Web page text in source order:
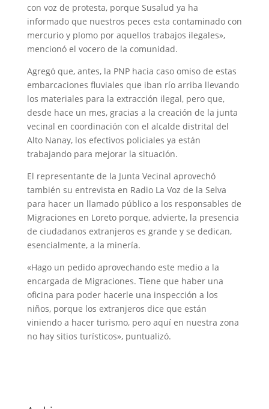
con voz de protesta, porque Susalud ya ha
informado que nuestros peces esta contaminado con
mercurio y plomo por aquellos trabajos ilegales»,
mencionó el vocero de la comunidad.
Agregó que, antes, la PNP hacia caso omiso de estas
embarcaciones fluviales que iban río arriba llevando
los materiales para la extracción ilegal, pero que,
desde hace un mes, gracias a la creación de la junta
vecinal en coordinación con el alcalde distrital del
Alto Nanay, los efectivos policiales ya están
trabajando para mejorar la situación.
El representante de la Junta Vecinal aprovechó
también su entrevista en Radio La Voz de la Selva
para hacer un llamado público a los responsables de
Migraciones en Loreto porque, advierte, la presencia
de ciudadanos extranjeros es grande y se dedican,
esencialmente, a la minería.
«Hago un pedido aprovechando este medio a la
encargada de Migraciones. Tiene que haber una
oficina para poder hacerle una inspección a los
niños, porque los extranjeros dice que están
viniendo a hacer turismo, pero aquí en nuestra zona
no hay sitios turísticos», puntualizó.